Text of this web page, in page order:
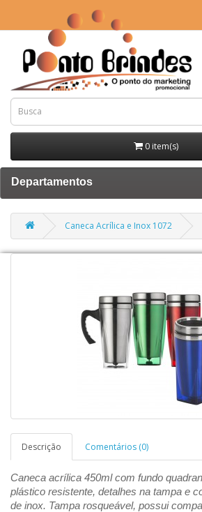
0 item(s)
Departamentos
Caneca Acrílica e Inox 1072
Descrição Comentários (0)
Caneca acrílica 450ml com fundo
plástico resistente, detalhes na tampa e
de inox. Tampa rosqueável, possui